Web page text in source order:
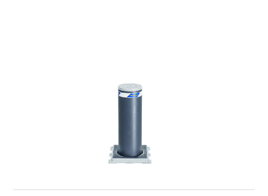
möglich, da Montage im vorhandenen